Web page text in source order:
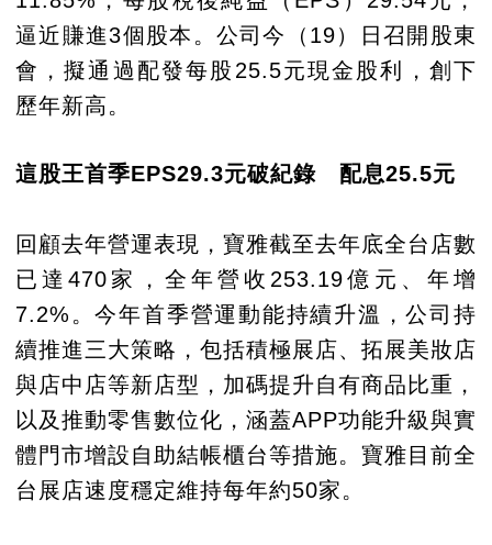
逼近賺進3個股本。公司今（19）日召開股東
會，擬通過配發每股25.5元現金股利，創下
歷年新高。
這股王首季EPS29.3元破紀錄 配息25.5元
回顧去年營運表現，寶雅截至去年底全台店數
已達470家，全年營收253.19億元、年增
7.2%。今年首季營運動能持續升溫，公司持
續推進三大策略，包括積極展店、拓展美妝店
與店中店等新店型，加碼提升自有商品比重，
以及推動零售數位化，涵蓋APP功能升級與實
體門市增設自助結帳櫃台等措施。寶雅目前全
台展店速度穩定維持每年約50家。